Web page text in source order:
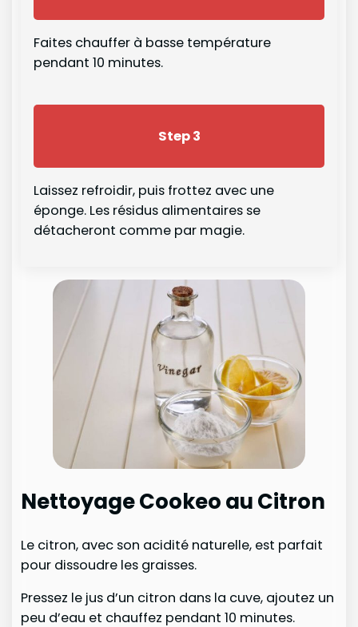
Faites chauffer à basse température
pendant 10 minutes.
Step 3
Laissez refroidir, puis frottez avec une
éponge. Les résidus alimentaires se
détacheront comme par magie.
Nettoyage Cookeo au Citron
Le citron, avec son acidité naturelle, est parfait
pour dissoudre les graisses.
Pressez le jus d’un citron dans la cuve, ajoutez un
peu d’eau et chauffez pendant 10 minutes.